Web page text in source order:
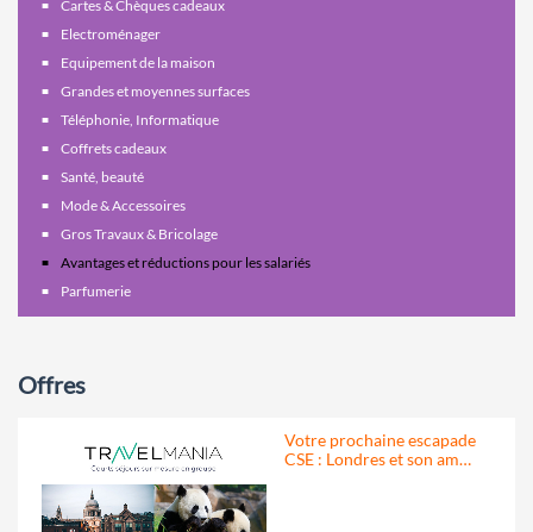
Cartes & Chèques cadeaux
Electroménager
Equipement de la maison
Grandes et moyennes surfaces
Téléphonie, Informatique
Coffrets cadeaux
Santé, beauté
Mode & Accessoires
Gros Travaux & Bricolage
Avantages et réductions pour les salariés
Parfumerie
Offres
Votre prochaine escapade
CSE : Londres et son am…